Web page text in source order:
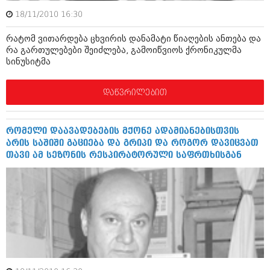
აპრილი 2012 (294)
თებერვალი 2012 (376)
იანვარი 2012 (322)
ნოემბერი 2011 (471)
სექტემბერი 2011 (407)
აგვისტო 2011 (249)
ივლისი 2011 (400)
ივნისი 2011 (438)
მაისი 2011 (415)
აპრილი 2011 (294)
მარტი 2011 (654)
თებერვალი 2011 (329)
იანვარი 2011 (647)
(157)
დეკემბერი 2010 (881)
ნოემბერი 2010 (422)
ოქტომბერი 2010 (341)
სექტემბერი 2010 (449)
აგვისტო 2010 (461)
18/11/2010 16:30
რატომ ვითარდება ცხვირის დანამატი წიაღების ანთება და
რა გართულებები შეიძლება, გამოიწვიოს ქრონიკულმა
სინუსიტმა
დაწვრილებით
რომელი დაავადებების მქონე ადამიანებისთვის
არის საშიში გაციება და გრიპი და როგორ დავიცვათ
თავი ამ სეზონის რესპირატორული საფრთხისგან